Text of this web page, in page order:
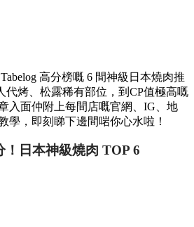
高分榜嘅 6 間神級日本燒肉推
代烤、松露稀有部位，到CP值極高嘅
入面仲附上每間店嘅官網、IG、地
學，即刻睇下邊間啱你心水啦！
！日本神級燒肉 TOP 6